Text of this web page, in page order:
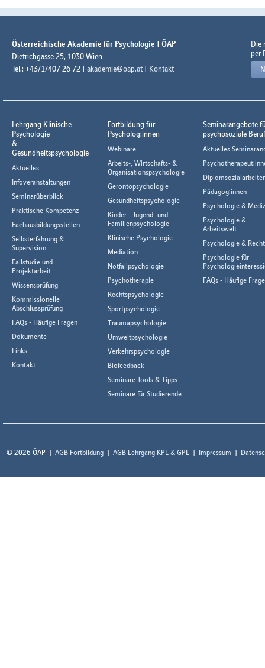
Österreichische Akademie für Psychologie | ÖAP
Dietrichgasse 25, 1030 Wien
Tel.: +43/1/407 26 72 | akademie@oap.at | Kontakt
Die
per
Lehrgang Klinische
Psychologie
&
Gesundheitspsychologie
Aktuelles
Infoveranstaltungen
Seminarüberblick
Praktische Kompetenz
Fachausbildungsstellen
Selbsterfahrung &
Supervision
Fallstudie und
Projektarbeit
Wissensprüfung
Kommissionelle
Abschlussprüfung
FAQs - Häufige Fragen
Dokumente
Links
Kontakt
Fortbildung für
Psycholog:innen
Webinare
Arbeits-, Wirtschafts- &
Organisationspsychologie
Gerontopsychologie
Gesundheitspsychologie
Kinder-, Jugend- und
Familienpsychologie
Klinische Psychologie
Mediation
Notfallpsychologie
Psychotherapie
Rechtspsychologie
Sportpsychologie
Traumapsychologie
Umweltpsychologie
Verkehrspsychologie
Biofeedback
Seminare Tools & Tipps
Seminare für Studierende
Seminarangebote
psychosoziale
Aktuelles
Pädagog:innen
Psychologie &
Psychologie &
Arbeitswelt
Psychologie & Recht
Psychologie für
FAQs - Häufige
© 2026 ÖAP AGB Fortbildung AGB Lehrgang KPL & GPL Impressum